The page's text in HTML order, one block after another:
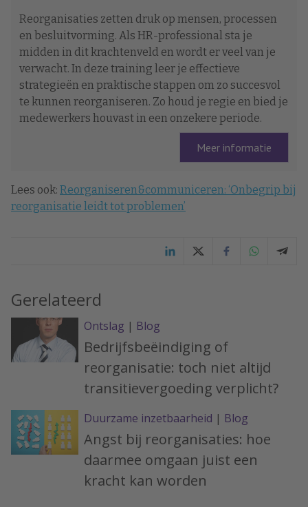
Reorganisaties zetten druk op mensen, processen
en besluitvorming. Als HR-professional sta je
midden in dit krachtenveld en wordt er veel van je
verwacht. In deze training leer je effectieve
strategieën en praktische stappen om zo succesvol
te kunnen reorganiseren. Zo houd je regie en bied je
medewerkers houvast in een onzekere periode.
Meer informatie
Lees ook: Reorganiseren&communiceren: ‘Onbegrip bij
reorganisatie leidt tot problemen’
Gerelateerd
Ontslag | Blog
Bedrijfsbeëindiging of
reorganisatie: toch niet altijd
transitievergoeding verplicht?
Duurzame inzetbaarheid | Blog
Angst bij reorganisaties: hoe
daarmee omgaan juist een
kracht kan worden